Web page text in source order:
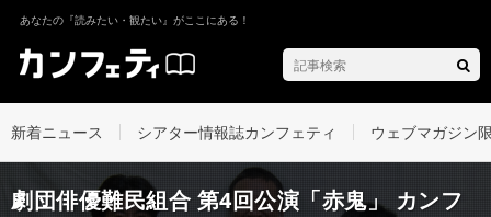
あなたの『読みたい・観たい』がここにある！
新着ニュース シアター情報誌カンフェティ ウェブマガジン
劇団俳優難民組合 第4回公演「赤鬼」 カンフ